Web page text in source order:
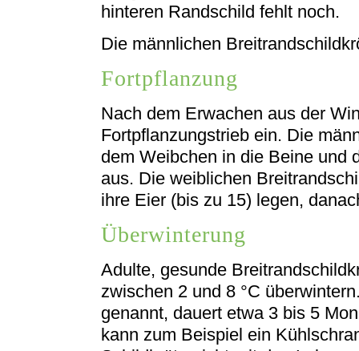
hinteren Randschild fehlt noch.
Die männlichen
Fortpflanzung
Nach dem Erwachen aus der
Fortpflanzungstrieb ein. Die
dem Weibchen in die Beine und
aus. Die weiblichen
ihre Eier (bis zu 15) legen,
Überwinterung
Adulte, gesunde
zwischen 2 und 8 °C
genannt, dauert etwa 3 bis 5
kann zum Beispiel ein